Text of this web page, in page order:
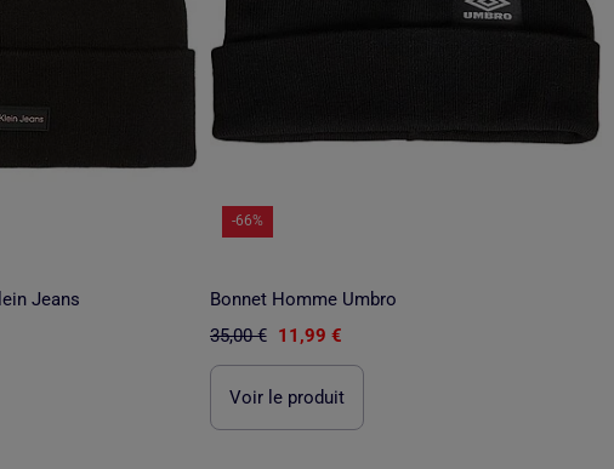
Jeans
-66%
Bonnet Homme Umbro
35,00 € 11,99 €
Voir le produit